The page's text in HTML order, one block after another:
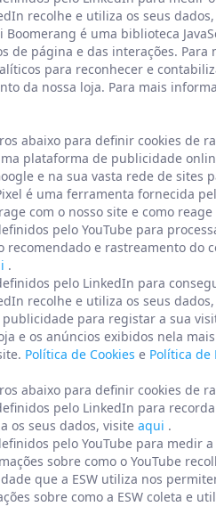
recolhe e utiliza os seus
Boomerang é uma biblioteca
de página e das interações.
para reconhecer e
da nossa loja. Para mais
abaixo para definir cookies de
plataforma de publicidade
e na sua vasta rede de sites
é uma ferramenta fornecida
com o nosso site e como
pelo YouTube para
e rastreamento do
.
pelo LinkedIn para
recolhe e utiliza os seus
publicidade para registar a sua
e os anúncios exibidos nela
Política de Cookies e Política de
abaixo para definir cookies de
pelo LinkedIn para
os seus dados, visite aqui .
pelo YouTube para
sobre como o YouTube
que a ESW utiliza nos
sobre como a ESW coleta e